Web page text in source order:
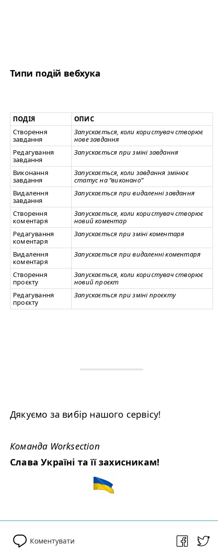
Типи подій вебхука
ПОДІЯ
ОПИС
Створення
завдання
Запускається, коли користувач створює
нове завдання
Редагування
завдання
Запускається при зміні завдання
Виконання
завдання
Запускається, коли завдання змінює
статус на “виконано”
Видалення
завдання
Запускається при видаленні завдання
Створення
коментаря
Запускається, коли користувач створює
новий коментар
Редагування
коментаря
Запускається при зміні коментаря
Видалення
коментаря
Запускається при видаленні коментаря
Створення
проєкту
Запускається, коли користувач створює
новий проєкт
Редагування
проєкту
Запускається при зміні проєкту
Дякуємо за вибір нашого сервісу!
Команда Worksection
Слава Україні та її захисникам!
Коментувати